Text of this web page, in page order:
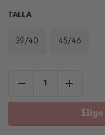
TALLA
39/40 45/46